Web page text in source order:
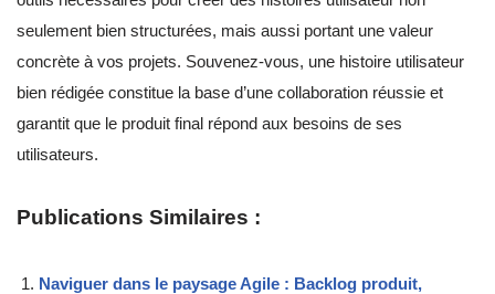
seulement bien structurées, mais aussi portant une valeur
concrète à vos projets. Souvenez-vous, une histoire utilisateur
bien rédigée constitue la base d’une collaboration réussie et
garantit que le produit final répond aux besoins de ses
utilisateurs.
Publications Similaires :
Naviguer dans le paysage Agile : Backlog produit,